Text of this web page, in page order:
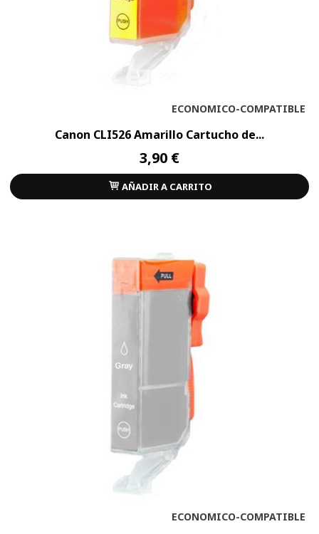
ECONOMICO-COMPATIBLE
Canon CLI526 Amarillo Cartucho de...
3,90 €
AÑADIR A CARRITO
ECONOMICO-COMPATIBLE